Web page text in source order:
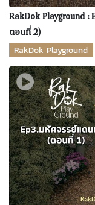
RakDok Playground :
ตอนที่ 2)
RakDok Playground